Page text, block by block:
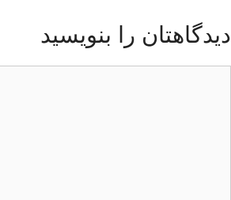
دیدگاهتان را بنویسید